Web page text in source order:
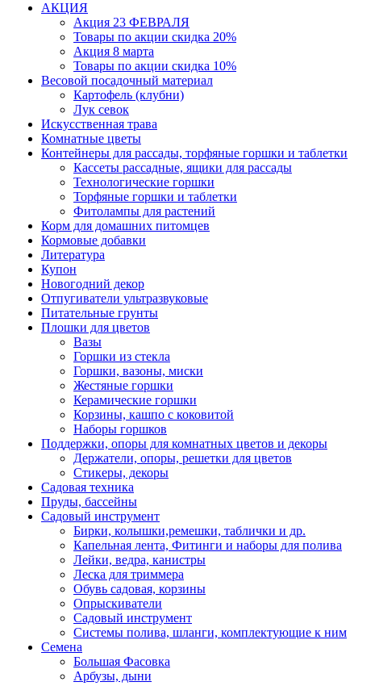
АКЦИЯ
Акция 23 ФЕВРАЛЯ
Товары по акции скидка 20%
Акция 8 марта
Товары по акции скидка 10%
Весовой посадочный материал
Картофель (клубни)
Лук севок
Искусственная трава
Комнатные цветы
Контейнеры для рассады, торфяные горшки и таблетки
Кассеты рассадные, ящики для рассады
Технологические горшки
Торфяные горшки и таблетки
Фитолампы для растений
Корм для домашних питомцев
Кормовые добавки
Литература
Купон
Новогодний декор
Отпугиватели ультразвуковые
Питательные грунты
Плошки для цветов
Вазы
Горшки из стекла
Горшки, вазоны, миски
Жестяные горшки
Керамические горшки
Корзины, кашпо с коковитой
Наборы горшков
Поддержки, опоры для комнатных цветов и декоры
Держатели, опоры, решетки для цветов
Стикеры, декоры
Садовая техника
Пруды, бассейны
Садовый инструмент
Бирки, колышки,ремешки, таблички и др.
Капельная лента, Фитинги и наборы для полива
Лейки, ведра, канистры
Леска для триммера
Обувь садовая, корзины
Опрыскиватели
Садовый инструмент
Системы полива, шланги, комплектующие к ним
Семена
Большая Фасовка
Арбузы, дыни